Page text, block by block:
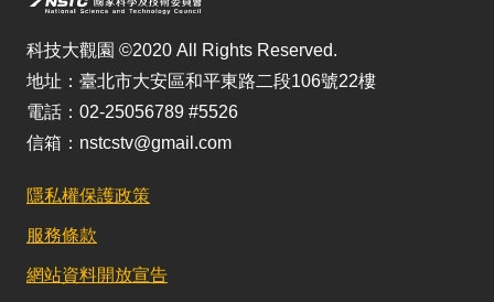
科技大觀園 ©2020 All Rights Reserved.
地址：臺北市大安區和平東路二段106號22樓
電話：02-25056789 #5526
信箱：nstcstv@gmail.com
隱私權保護政策
服務條款
網站資料開放宣告